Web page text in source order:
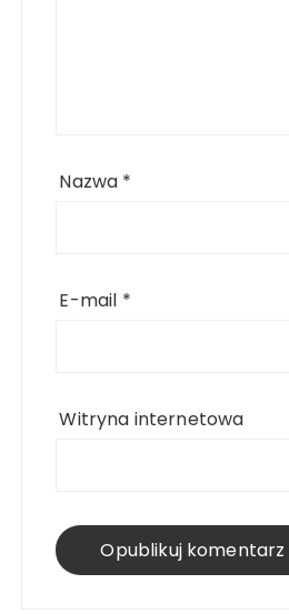
Nazwa *
E-mail *
Witryna internetowa